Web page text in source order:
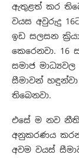
ඇතුළත් කර
වයස අවුරුදු
ඉඩ සලසන
කෙරෙනවා. 16
සමාජ
සීමාවන්
තිබෙනවා.
එසේ ම නව
අනුකරණය කරන
අවම වයස්